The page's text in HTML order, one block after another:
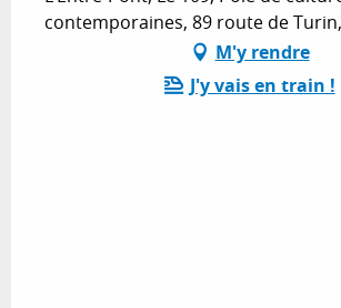
contemporaines, 89 route de
M'y rendre
J'y vais en train !